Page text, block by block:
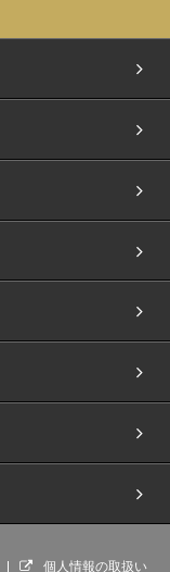
個人情報の取扱い